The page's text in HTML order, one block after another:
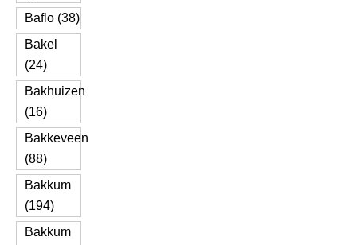
Baflo (38)
Bakel
(24)
Bakhuizen
(16)
Bakkeveen
(88)
Bakkum
(194)
Bakkum